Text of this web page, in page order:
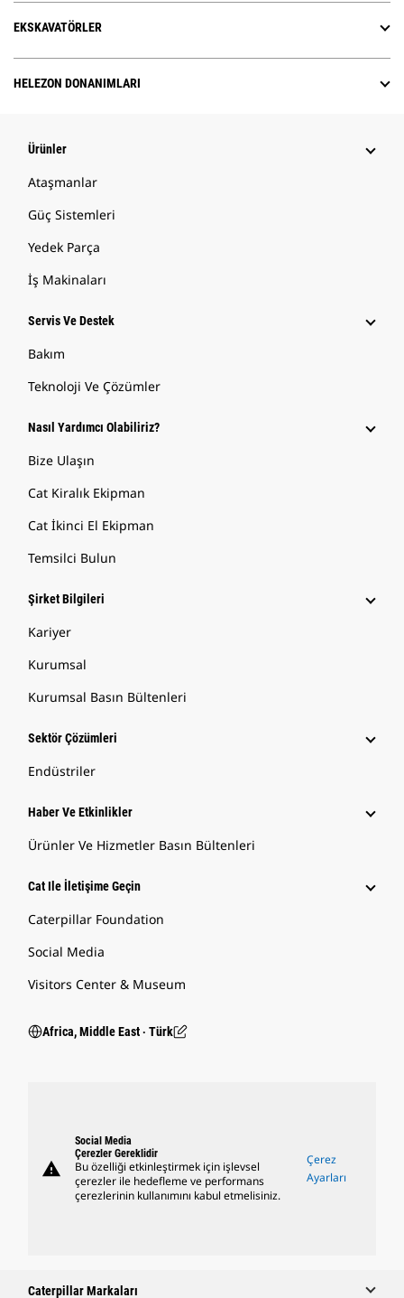
EKSKAVATÖRLER
HELEZON DONANIMLARI
Ürünler
Ataşmanlar
Güç Sistemleri
Yedek Parça
İş Makinaları
Servis Ve Destek
Bakım
Teknoloji Ve Çözümler
Nasıl Yardımcı Olabiliriz?
Bize Ulaşın
Cat Kiralık Ekipman
Cat İkinci El Ekipman
Temsilci Bulun
Şirket Bilgileri
Kariyer
Kurumsal
Kurumsal Basın Bültenleri
Sektör Çözümleri
Endüstriler
Haber Ve Etkinlikler
Ürünler Ve Hizmetler Basın Bültenleri
Cat Ile İletişime Geçin
Caterpillar Foundation
Social Media
Visitors Center & Museum
Africa, Middle East ‧ Türk
warning
Social Media
Çerezler Gereklidir
Bu özelliği etkinleştirmek için işlevsel
çerezler ile hedefleme ve performans
çerezlerinin kullanımını kabul etmelisiniz.
Çerez
Ayarları
Caterpillar Markaları